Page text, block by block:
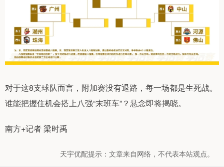
对于这8支球队而言，附加赛没有退路，每一场都是生死战。
谁能把握住机会搭上八强“末班车”？悬念即将揭晓。
南方+记者 梁时禹
天宇优配提示：文章来自网络，不代表本站观点。